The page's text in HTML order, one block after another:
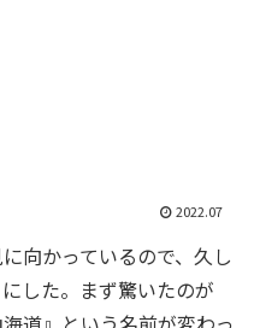
2022.07
向かっているので、久し
した。まず驚いたのが